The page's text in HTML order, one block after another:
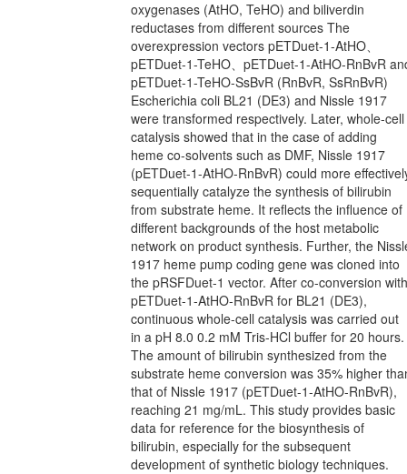
oxygenases (AtHO, TeHO) and biliverdin
reductases from different sources The
overexpression vectors pETDuet-1-AtHO、
pETDuet-1-TeHO、pETDuet-1-AtHO-RnBvR
pETDuet-1-TeHO-SsBvR (RnBvR, SsRnBvR)
Escherichia coli BL21 (DE3) and Nissle 1917
were transformed respectively. Later, whole-cell
catalysis showed that in the case of adding
heme co-solvents such as DMF, Nissle 1917
(pETDuet-1-AtHO-RnBvR) could more
sequentially catalyze the synthesis of bilirubin
from substrate heme. It reflects the influence of
different backgrounds of the host metabolic
network on product synthesis. Further, the
1917 heme pump coding gene was cloned into
the pRSFDuet-1 vector. After co-conversion with
pETDuet-1-AtHO-RnBvR for BL21 (DE3),
continuous whole-cell catalysis was carried out
in a pH 8.0 0.2 mM Tris-HCl buffer for 20 hours.
The amount of bilirubin synthesized from the
substrate heme conversion was 35% higher
that of Nissle 1917 (pETDuet-1-AtHO-RnBvR),
reaching 21 mg/mL. This study provides basic
data for reference for the biosynthesis of
bilirubin, especially for the subsequent
development of synthetic biology techniques.